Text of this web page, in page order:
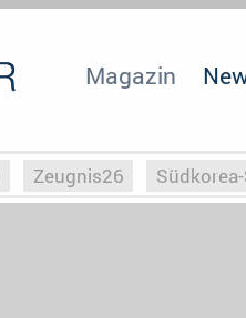
Magazin
Zeugnis26